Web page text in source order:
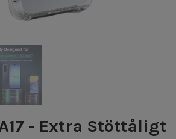
- Extra Stöttåligt